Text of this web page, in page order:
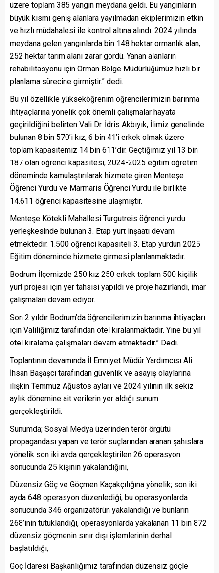
üzere toplam 385 yangın meydana geldi. Bu yangınların
büyük kısmı geniş alanlara yayılmadan ekiplerimizin etkin
ve hızlı müdahalesi ile kontrol altına alındı. 2024 yılında
meydana gelen yangınlarda bin 148 hektar ormanlık alan,
252 hektar tarım alanı zarar gördü. Yanan alanların
rehabilitasyonu için Orman Bölge Müdürlüğümüz hızlı bir
planlama sürecine girmiştir.” dedi.
Bu yıl özellikle yükseköğrenim öğrencilerimizin barınma
ihtiyaçlarına yönelik çok önemli çalışmalar hayata
geçirildiğini belirten Vali Dr. İdris Akbıyık, İlimiz genelinde
bulunan 8 bin 570’i kız, 6 bin 41’i erkek olmak üzere
toplam kapasitemiz 14 bin 611’dir. Geçtiğimiz yıl 13 bin
187 olan öğrenci kapasitesi, 2024-2025 eğitim öğretim
döneminde kamulaştırılarak hizmete giren Menteşe
Öğrenci Yurdu ve Marmaris Öğrenci Yurdu ile birlikte
14.611 öğrenci kapasitesine ulaşmıştır.
Menteşe Kötekli Mahallesi Turgutreis öğrenci yurdu
yerleşkesinde bulunan 3. Etap yurt inşaatı devam
etmektedir. 1.500 öğrenci kapasiteli 3. Etap yurdun 2025
Eğitim döneminde hizmete girmesi planlanmaktadır.
Bodrum İlçemizde 250 kız 250 erkek toplam 500 kişilik
yurt projesi için yer tahsisi yapıldı ve proje hazırlandı, imar
çalışmaları devam ediyor.
Son 2 yıldır Bodrum’da öğrencilerimizin barınma ihtiyaçları
için Valiliğimiz tarafından otel kiralanmaktadır. Yine bu yıl
otel kiralama çalışmaları devam etmektedir.” Dedi.
Toplantının devamında İl Emniyet Müdür Yardımcısı Ali
İhsan Başaşcı tarafından güvenlik ve asayiş olaylarına
ilişkin Temmuz Ağustos ayları ve 2024 yılının ilk sekiz
aylık dönemine ait verilerin yer aldığı sunum
gerçekleştirildi.
Sunumda; Sosyal Medya üzerinden terör örgütü
propagandası yapan ve terör suçlarından aranan şahıslara
yönelik son iki ayda gerçekleştirilen 26 operasyon
sonucunda 25 kişinin yakalandığını,
Düzensiz Göç ve Göçmen Kaçakçılığına yönelik; son iki
ayda 648 operasyon düzenlediği, bu operasyonlarda
sonucunda 346 organizatörün yakalandığı ve bunların
268’inin tutuklandığı, operasyonlarda yakalanan 11 bin 872
düzensiz göçmenin sınır dışı işlemlerinin derhal
başlatıldığı,
Göç İdaresi Başkanlığımız tarafından düzensiz göçle